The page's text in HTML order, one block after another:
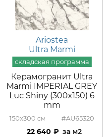
Ariostea
Ultra Marmi
Керамогранит Ultra
Marmi IMPERIAL GREY
Luc Shiny (300x150) 6
mm
150x300 #AU65320
22 640 м2